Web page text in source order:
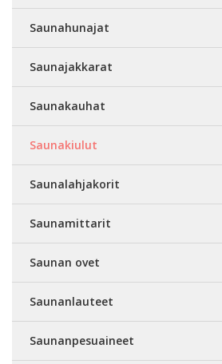
Saunahunajat
Saunajakkarat
Saunakauhat
Saunakiulut
Saunalahjakorit
Saunamittarit
Saunan ovet
Saunanlauteet
Saunanpesuaineet